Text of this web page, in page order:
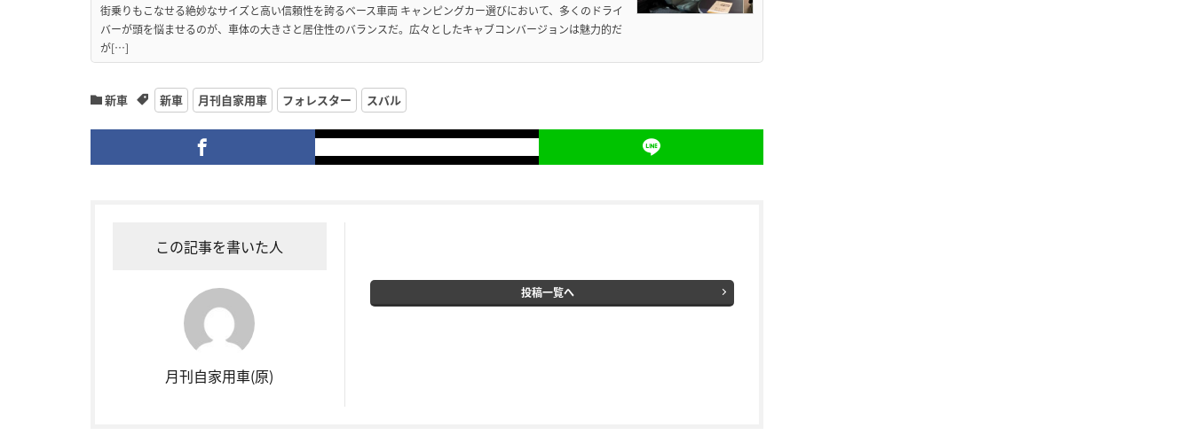
街乗りもこなせる絶妙なサイズと高い信頼性を誇るベース車両 キャンピングカー選びにおいて、多くのドライ
バーが頭を悩ませるのが、車体の大きさと居住性のバランスだ。広々としたキャブコンバージョンは魅力的だ
が[…]
新車 新車 月刊自家用車 フォレスター スバル
この記事を書いた人
月刊自家用車(原)
投稿一覧へ